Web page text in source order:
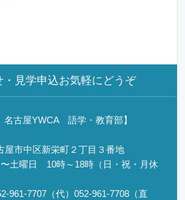
・見学申込お気軽にどうぞ
名古屋YWCA 語学・教育部】
市中区新栄町２丁目３番地
曜日 10時～18時（日・祝・月休
（代）052-961-7708（直